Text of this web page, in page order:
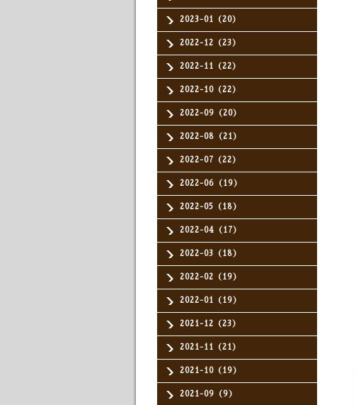
2023-01（20）
2022-12（23）
2022-11（22）
2022-10（22）
2022-09（20）
2022-08（21）
2022-07（22）
2022-06（19）
2022-05（18）
2022-04（17）
2022-03（18）
2022-02（19）
2022-01（19）
2021-12（23）
2021-11（21）
2021-10（19）
2021-09（9）